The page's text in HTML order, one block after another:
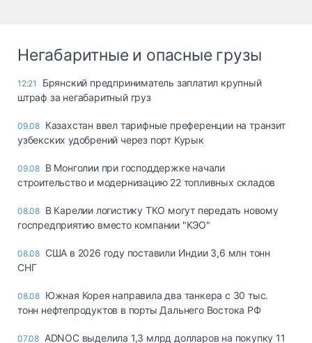
Негабаритные и опасные грузы
12:21
Брянский предприниматель заплатил крупный
штраф за негабаритный груз
09.08 Казахстан ввел тарифные преференции на транзит
узбекских удобрений через порт Курык
09.08 В Монголии при господдержке начали
строительство и модернизацию 22 топливных складов
08.08 В Карелии логистику ТКО могут передать новому
госпредприятию вместо компании "КЭО"
08.08 США в 2026 году поставили Индии 3,6 млн тонн
СНГ
08.08 Южная Корея направила два танкера с 30 тыс.
тонн нефтепродуктов в порты Дальнего Востока РФ
07.08 ADNOC выделила 1,3 млрд долларов на покупку 11